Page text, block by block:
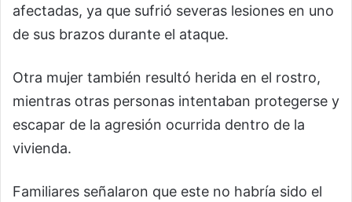
afectadas, ya que sufrió severas lesiones en uno
de sus brazos durante el ataque.
Otra mujer también resultó herida en el rostro,
mientras otras personas intentaban protegerse y
escapar de la agresión ocurrida dentro de la
vivienda.
Familiares señalaron que este no habría sido el